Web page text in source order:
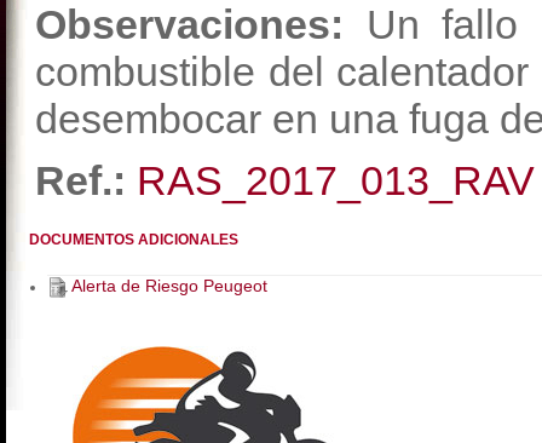
Observaciones: Un fallo
combustible del
desembocar en una fuga
Ref.: RAS_2017_013_RAV
DOCUMENTOS ADICIONALES
Alerta de Riesgo Peugeot